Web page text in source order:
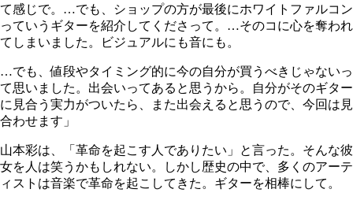
て感じで。…でも、ショップの方が最後にホワイトファルコン
っていうギターを紹介してくださって。…そのコに心を奪われ
てしまいました。ビジュアルにも音にも。
…でも、値段やタイミング的に今の自分が買うべきじゃないっ
て思いました。出会いってあると思うから。自分がそのギター
に見合う実力がついたら、また出会えると思うので、今回は見
合わせます」
山本彩は、「革命を起こす人でありたい」と言った。そんな彼
女を人は笑うかもしれない。しかし歴史の中で、多くのアーテ
ィストは音楽で革命を起こしてきた。ギターを相棒にして。